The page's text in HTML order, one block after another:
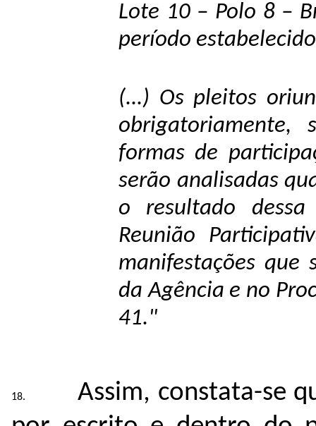
Lote 10 – Polo 8 –
período
(...) Os pleitos
obrigatoriamente,
formas de
serão analisadas
o resultado
Reunião
manifestações que
da Agência e no
41."
Assim, constata-se